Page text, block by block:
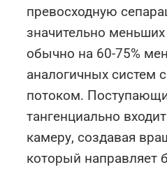
превосходную
значительно меньших
обычно на 60-75%
аналогичных систем
потоком.
тангенциально
камеру, создавая
который направляет